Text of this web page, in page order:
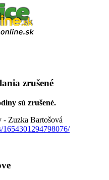
zrušené
sú zrušené.
- Zuzka Bartošová